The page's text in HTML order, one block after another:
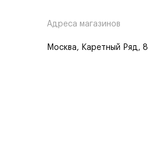
Адреса магазинов
Москва, Каретный Ряд, 8